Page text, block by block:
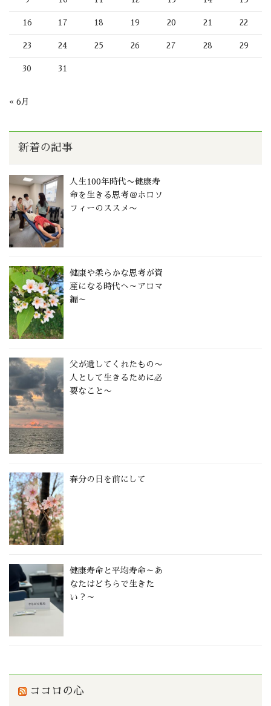
16 17 18 19 20 21 22
23 24 25 26 27 28 29
30 31
« 6月
新着の記事
人生100年時代〜健康寿
命を生きる思考＠ホロソ
フィーのススメ〜
健康や柔らかな思考が資
産になる時代へ～アロマ
編～
父が遺してくれたもの〜
人として生きるために必
要なこと〜
春分の日を前にして
健康寿命と平均寿命～あ
なたはどちらで生きた
い？～
ココロの心